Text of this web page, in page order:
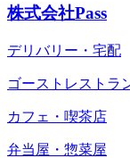
株式会社Pass
デリバリー・宅配
ゴーストレストラ
カフェ・喫茶店
弁当屋・惣菜屋